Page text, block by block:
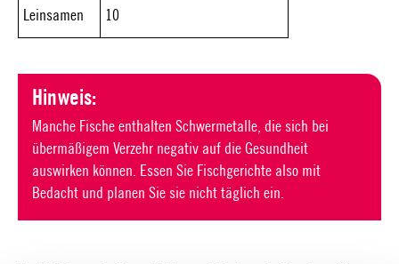
Leinsamen 10
Hinweis:
Manche Fische enthalten Schwermetalle, die sich bei
übermäßigem Verzehr negativ auf die Gesundheit
auswirken können. Essen Sie Fischgerichte also mit
Bedacht und planen Sie sie nicht täglich ein.